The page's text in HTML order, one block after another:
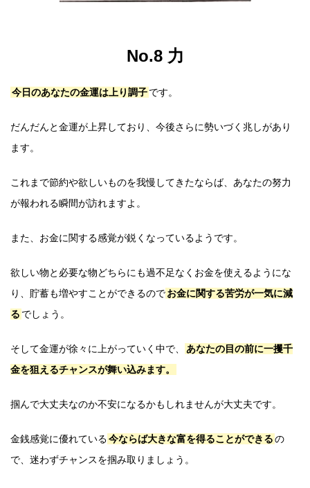
No.8 力
今日のあなたの金運は上り調子です。
だんだんと金運が上昇しており、今後さらに勢いづく兆しがあり
ます。
これまで節約や欲しいものを我慢してきたならば、あなたの努力
が報われる瞬間が訪れますよ。
また、お金に関する感覚が鋭くなっているようです。
欲しい物と必要な物どちらにも過不足なくお金を使えるようにな
り、貯蓄も増やすことができるのでお金に関する苦労が一気に減
る でしょう。
そして金運が徐々に上がっていく中で、
あなたの目の前に一攫千
金を狙えるチャンスが舞い込みます。
掴んで大丈夫なのか不安になるかもしれませんが大丈夫です。
金銭感覚に優れている今ならば大きな富を得ることができるの
で、迷わずチャンスを掴み取りましょう。